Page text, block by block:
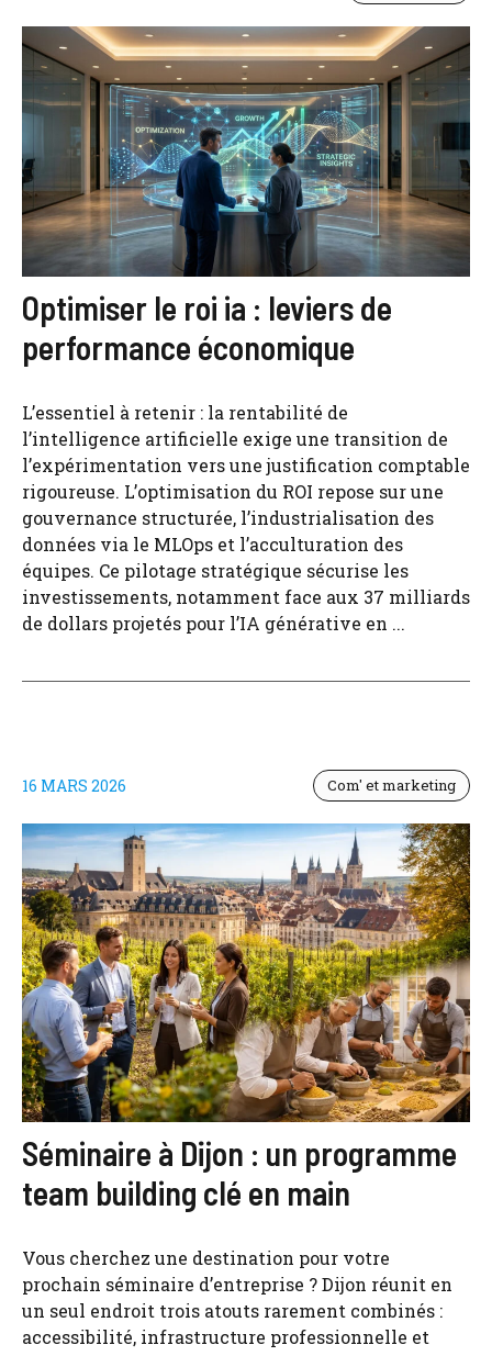
Optimiser le roi ia : leviers de
performance économique
L’essentiel à retenir : la rentabilité de
l’intelligence artificielle exige une transition de
l’expérimentation vers une justification comptable
rigoureuse. L’optimisation du ROI repose sur une
gouvernance structurée, l’industrialisation des
données via le MLOps et l’acculturation des
équipes. Ce pilotage stratégique sécurise les
investissements, notamment face aux 37 milliards
de dollars projetés pour l’IA générative en ...
16 MARS 2026 Com' et marketing
Séminaire à Dijon : un programme
team building clé en main
Vous cherchez une destination pour votre
prochain séminaire d’entreprise ? Dijon réunit en
un seul endroit trois atouts rarement combinés :
accessibilité, infrastructure professionnelle et